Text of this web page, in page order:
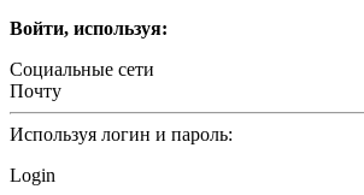
Войти, используя:
Социальные сети
Почту
Используя логин и пароль:
Login